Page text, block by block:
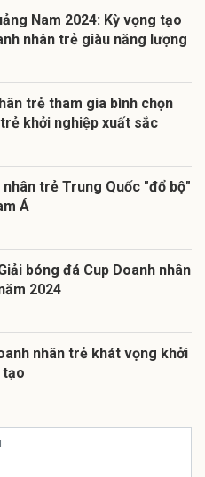
Nam 2024: Kỳ vọng tạo
nhân trẻ giàu năng lượng
trẻ tham gia bình chọn
khởi nghiệp xuất sắc
nhân trẻ Trung Quốc "đổ bộ"
Á
bóng đá Cup Doanh nhân
2024
nhân trẻ khát vọng khởi
tạo